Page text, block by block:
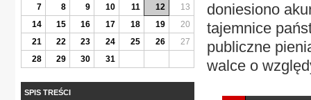
doniesiono
tajemnice
publiczne
walce o
7
8 9 10 11 12
13
14
15 16 17 18 19
20
21
22 23 24 25 26
27
28
29 30 31
SPIS TREŚCI